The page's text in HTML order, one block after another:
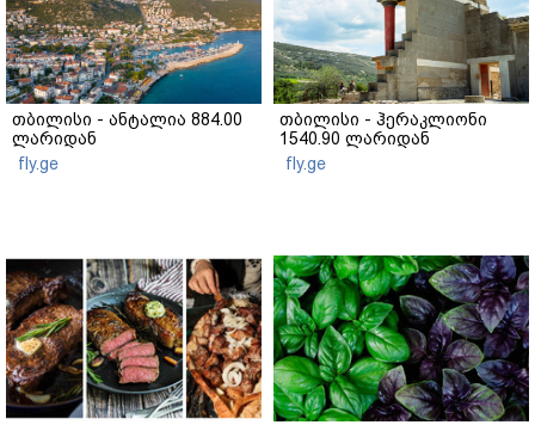
თბილისი - ანტალია 884.00
ლარიდან
fly.ge
თბილისი - ჰერაკლიონი
1540.90 ლარიდან
fly.ge